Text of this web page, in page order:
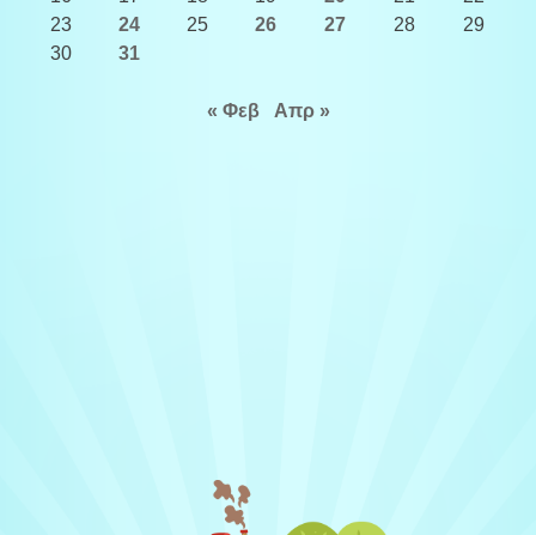
23
24 25 26 27 28
29
30
31
« Φεβ Απρ »